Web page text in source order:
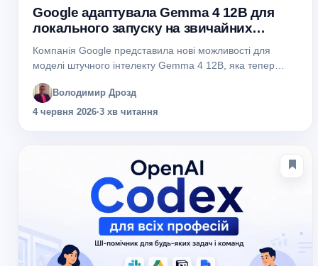
Google адаптувала Gemma 4 12B для
локального запуску на звичайних
ноутбуках
Компанія Google представила нові можливості для
моделі штучного інтелекту Gemma 4 12B, яка тепер
ноутбуках із 16 ГБ оперативної пам’яті. Рішення
орієнтоване на...
Володимир Дрозд
4 червня 2026·3 хв читання